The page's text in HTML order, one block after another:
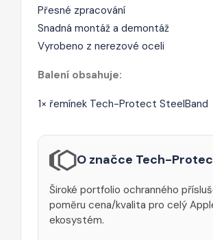
Přesné zpracování
Snadná montáž a demontáž
Vyrobeno z nerezové oceli
Balení obsahuje:
1× řemínek Tech-Protect SteelBand
O značce Tech-
Široké portfolio ochranného
poměru cena/kvalita pro celý
ekosystém.